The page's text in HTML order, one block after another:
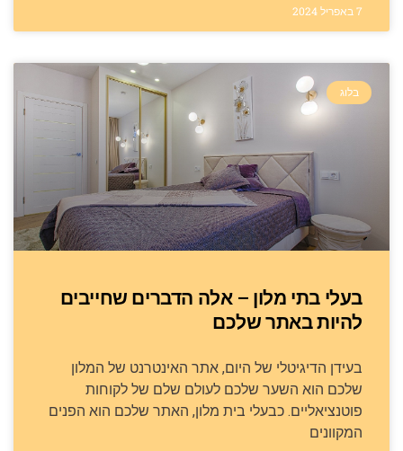
7 באפריל 2024
בלוג
בעלי בתי מלון – אלה הדברים שחייבים
להיות באתר שלכם
בעידן הדיגיטלי של היום, אתר האינטרנט של המלון
שלכם הוא השער שלכם לעולם שלם של לקוחות
פוטנציאליים. כבעלי בית מלון, האתר שלכם הוא הפנים
המקוונים